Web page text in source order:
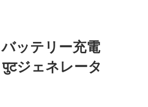
ッテリー充電
ジェネレータ